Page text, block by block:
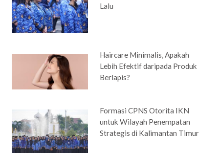
Lalu
Haircare Minimalis, Apakah
Lebih Efektif daripada Produk
Berlapis?
Formasi CPNS Otorita IKN
untuk Wilayah Penempatan
Strategis di Kalimantan Timur